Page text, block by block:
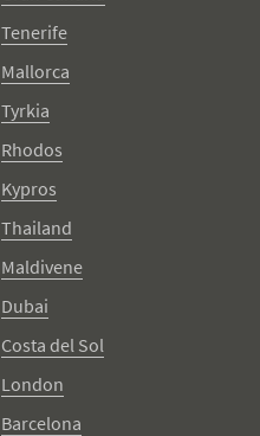
Tenerife
Mallorca
Tyrkia
Rhodos
Kypros
Thailand
Maldivene
Dubai
Costa del Sol
London
Barcelona